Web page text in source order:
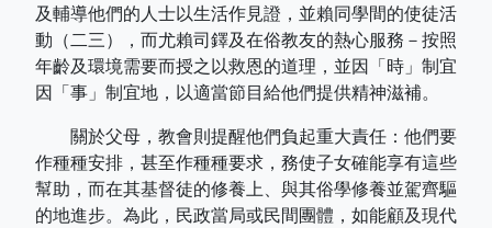
及輔導他們的人士以生活作見證，並賴同學間的使徒活
動（二三），而尤賴司鐸及在俗教友的熱心服務－按照
年齡及環境需要而授之以救恩的道理，並因「時」制宜
因「事」制宜地，以適當節目給他們提供精神滋補。
關於父母，教會則提醒他們負起重大責任：他們要
作種種安排，甚至作種種要求，務使子女確能享有這些
幫助，而在其基督徒的修養上、與其俗學修養並駕齊驅
的地進步。為此，民政當局或民間團體，如能顧及現代